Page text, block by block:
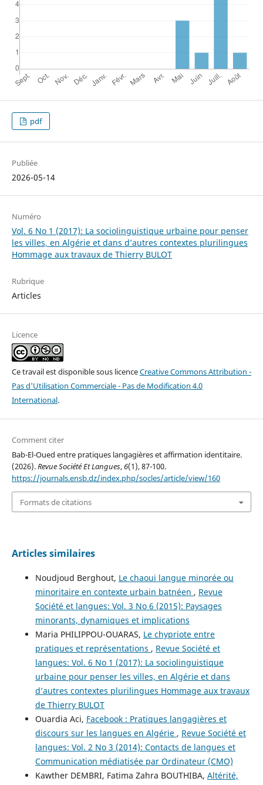
pdf
Publiée
2026-05-14
Numéro
Vol. 6 No 1 (2017): La sociolinguistique urbaine pour penser
les villes, en Algérie et dans d’autres contextes plurilingues
Hommage aux travaux de Thierry BULOT
Rubrique
Articles
Licence
Ce travail est disponible sous licenceCreative Commons Attribution -
Pas d'Utilisation Commerciale - Pas de Modification 4.0
International.
Comment citer
Bab-El-Oued entre pratiques langagières et affirmation identitaire.
(2026).Revue Société Et Langues,6(1), 87-100.
https://journals.ensb.dz/index.php/socles/article/view/160
Formats de citations
Articles similaires
Noudjoud Berghout, Le chaoui langue minorée ou
minoritaire en contexte urbain batnéen , Revue
Société et langues: Vol. 3 No 6 (2015): Paysages
minorants, dynamiques et implications
Maria PHILIPPOU-OUARAS, Le chypriote entre
pratiques et représentations , Revue Société et
langues: Vol. 6 No 1 (2017): La sociolinguistique
urbaine pour penser les villes, en Algérie et dans
d’autres contextes plurilingues Hommage aux travaux
de Thierry BULOT
Ouardia Aci, Facebook : Pratiques langagières et
discours sur les langues en Algérie , Revue Société et
langues: Vol. 2 No 3 (2014): Contacts de langues et
Communication médiatisée par Ordinateur (CMO)
Kawther DEMBRI, Fatima Zahra BOUTHIBA, Altérité,